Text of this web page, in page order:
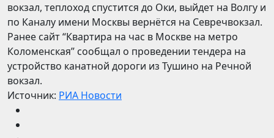
вокзал, теплоход спустится до Оки, выйдет на Волгу и
по Каналу имени Москвы вернётся на Севречвокзал.
Ранее сайт “Квартира на час в Москве на метро
Коломенская” сообщал о проведении тендера на
устройство канатной дороги из Тушино на Речной
вокзал.
Источник: РИА Новости